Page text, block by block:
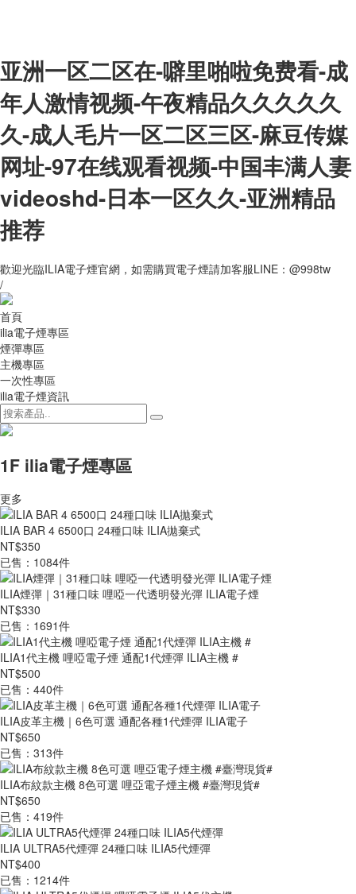
亚洲一区二区在-噼里啪啦免费看-成
年人激情视频-午夜精品久久久久久
久-成人毛片一区二区三区-麻豆传媒
网址-97在线观看视频-中国丰满人妻
videoshd-日本一区久久-亚洲精品
推荐
歡迎光臨ILIA電子煙官網，如需購買電子煙請加客服LINE：@998tw
/
首頁
ilia電子煙專區
煙彈專區
主機專區
一次性專區
ilia電子煙資訊
1F ilia電子煙專區
更多
ILIA BAR 4 6500口 24種口味 ILIA拋棄式
NT$350
已售：1084件
ILIA煙彈｜31種口味 哩啞一代透明發光彈 ILIA電子煙
NT$330
已售：1691件
ILIA1代主機 哩啞電子煙 通配1代煙彈 ILIA主機 #
NT$500
已售：440件
ILIA皮革主機｜6色可選 通配各種1代煙彈 ILIA電子
NT$650
已售：313件
ILIA布紋款主機 8色可選 哩亞電子煙主機 #臺灣現貨#
NT$650
已售：419件
ILIA ULTRA5代煙彈 24種口味 ILIA5代煙彈
NT$400
已售：1214件